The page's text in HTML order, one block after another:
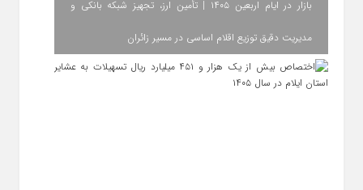
بازار در ایام اربعین ۱۴۰۵ | تأمین ارز، تجهیز شبکه بانکی و
مدیریت دقیق توزیع اقلام اساسی در مسیر زائران